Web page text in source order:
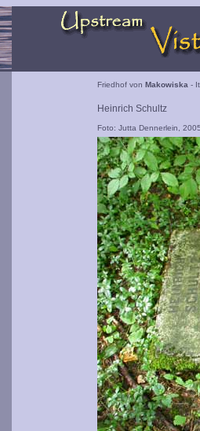
Friedhof von Makowiska -
Heinrich Schultz
Foto: Jutta Dennerlein,